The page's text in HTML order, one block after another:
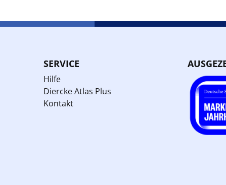
SERVICE
Hilfe
Diercke Atlas Plus
Kontakt